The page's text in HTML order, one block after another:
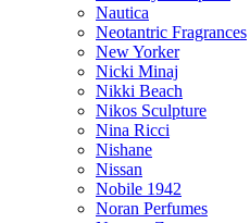
Nautica
Neotantric Fragrances
New Yorker
Nicki Minaj
Nikki Beach
Nikos Sculpture
Nina Ricci
Nishane
Nissan
Nobile 1942
Noran Perfumes